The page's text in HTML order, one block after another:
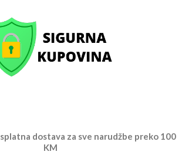
dostava za sve narudžbe preko 100
KM